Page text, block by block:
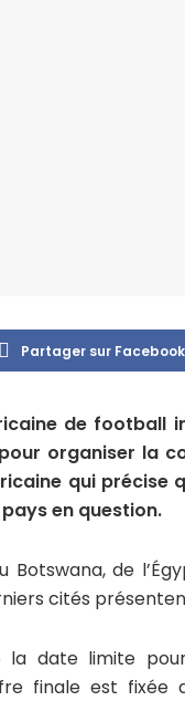
Partager sur Facebook
de football
organiser la
qui précise
en question.
Botswana, de
cités
la date limite
finale est fixée